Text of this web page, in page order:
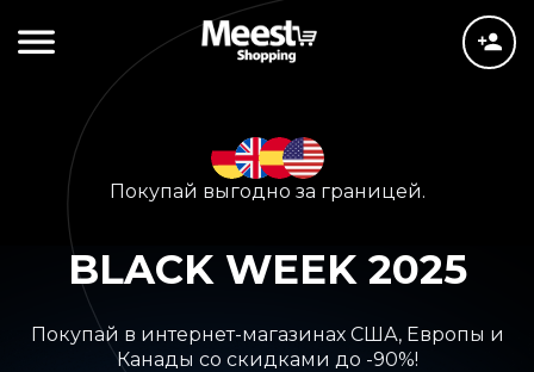
Покупай выгодно за границей.
BLACK WEEK 2025
Покупай в интернет-магазинах США, Европы и
Канады со скидками до -90%!